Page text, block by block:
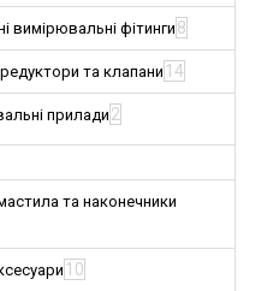
вимірювальні фітинги 8
та клапани 14
прилади2
та наконечники
10